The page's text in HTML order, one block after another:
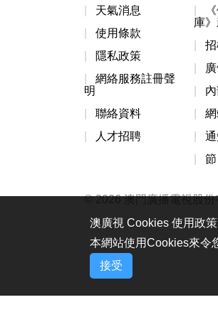
天氣消息
使用條款
隱私政策
網絡服務註冊聲
明
聯絡資料
人才招聘
庫
© 2026 澳門廣播電視股
澳廣視 Cookies 使用政策
本網站使用Cookies來令
接受